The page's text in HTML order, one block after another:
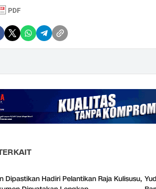
Dipastikan Hadiri Pelantikan Raja Kulisusu,